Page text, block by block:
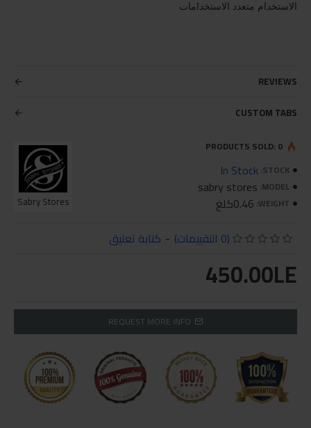
الاستخدام متعدد الاستخدامات
REVIEWS
CUSTOM TABS
STOCK:
In Stock
MODEL:
sabry stores
WEIGHT: 0.46كلغ Sabry Stores
PRODUCTS SOLD: 0
(0 التقييمات) - كتابة تعليق
450.00LE
REQUEST MORE INFO